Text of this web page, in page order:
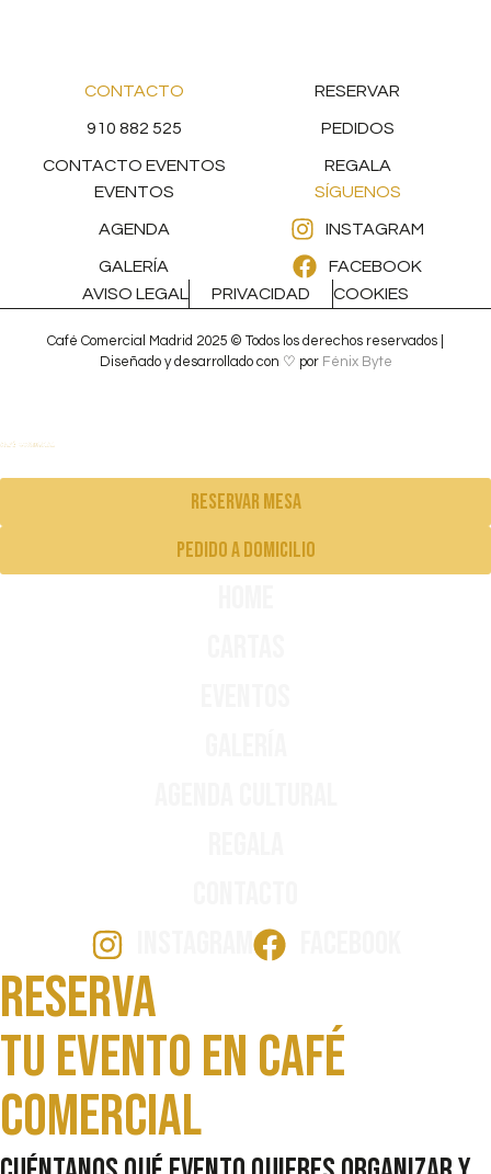
CONTACTO
910 882 525
CONTACTO EVENTOS
RESERVAR
PEDIDOS
REGALA
EVENTOS
AGENDA
GALERÍA
SÍGUENOS
INSTAGRAM
FACEBOOK
AVISO LEGAL
PRIVACIDAD COOKIES
Café Comercial Madrid 2025 © Todos los derechos reservados |
Diseñado y desarrollado con ♡ por Fénix Byte
Reservar mesa
pedido a domicilio
Reserva
Tu evento en Café
comercial